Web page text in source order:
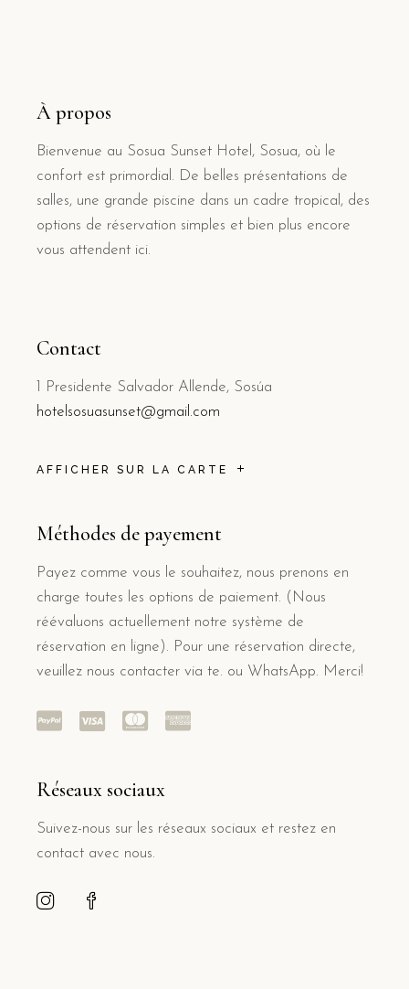
À propos
Bienvenue au Sosua Sunset Hotel, Sosua, où le
confort est primordial. De belles présentations de
salles, une grande piscine dans un cadre tropical, des
options de réservation simples et bien plus encore
vous attendent ici.
Contact
1 Presidente Salvador Allende, Sosúa
hotelsosuasunset@gmail.com
AFFICHER SUR LA CARTE
Méthodes de payement
Payez comme vous le souhaitez, nous prenons en
charge toutes les options de paiement. (Nous
réévaluons actuellement notre système de
réservation en ligne). Pour une réservation directe,
veuillez nous contacter via te. ou WhatsApp. Merci!
Réseaux sociaux
Suivez-nous sur les réseaux sociaux et restez en
contact avec nous.